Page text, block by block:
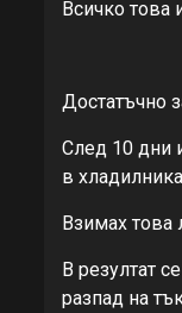
Всичко това
Достатъчно
След 10 дни
в
Взимах това
В резултат
разпад на